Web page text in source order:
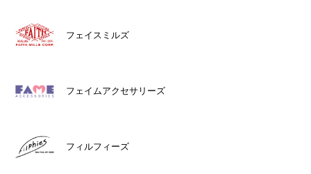
フェイスミルズ
フェイムアクセサリーズ
フィルフィーズ